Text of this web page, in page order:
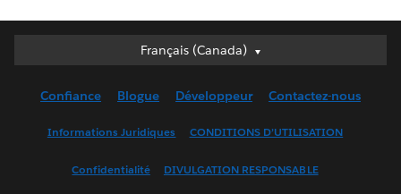
Français (Canada)
Français (Canada)
English (UK)
Français (France)
Confiance Blogue Développeur Contactez-nous
Informations Juridiques CONDITIONS D’UTILISATION
Confidentialité DIVULGATION RESPONSABLE